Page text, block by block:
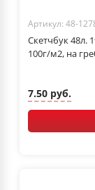
Артикул: 48-
Скетчбук 48л. 190*190мм Проф-
100г/м2, на
7.50 руб.